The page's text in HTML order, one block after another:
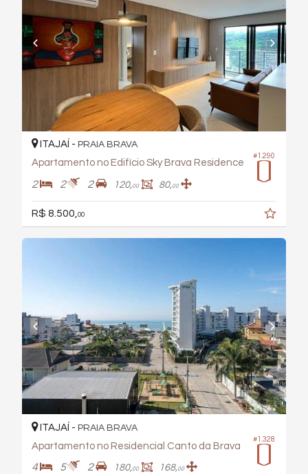
#1.290
ITAJAÍ - PRAIA BRAVA
Apartamento no Edifício Sky Brava Residence
2 2 2 120,00 80,00
R$ 8.500,00
#1.328
ITAJAÍ - PRAIA BRAVA
Apartamento no Residencial Canto da Brava
4 5 2 180,00 168,00